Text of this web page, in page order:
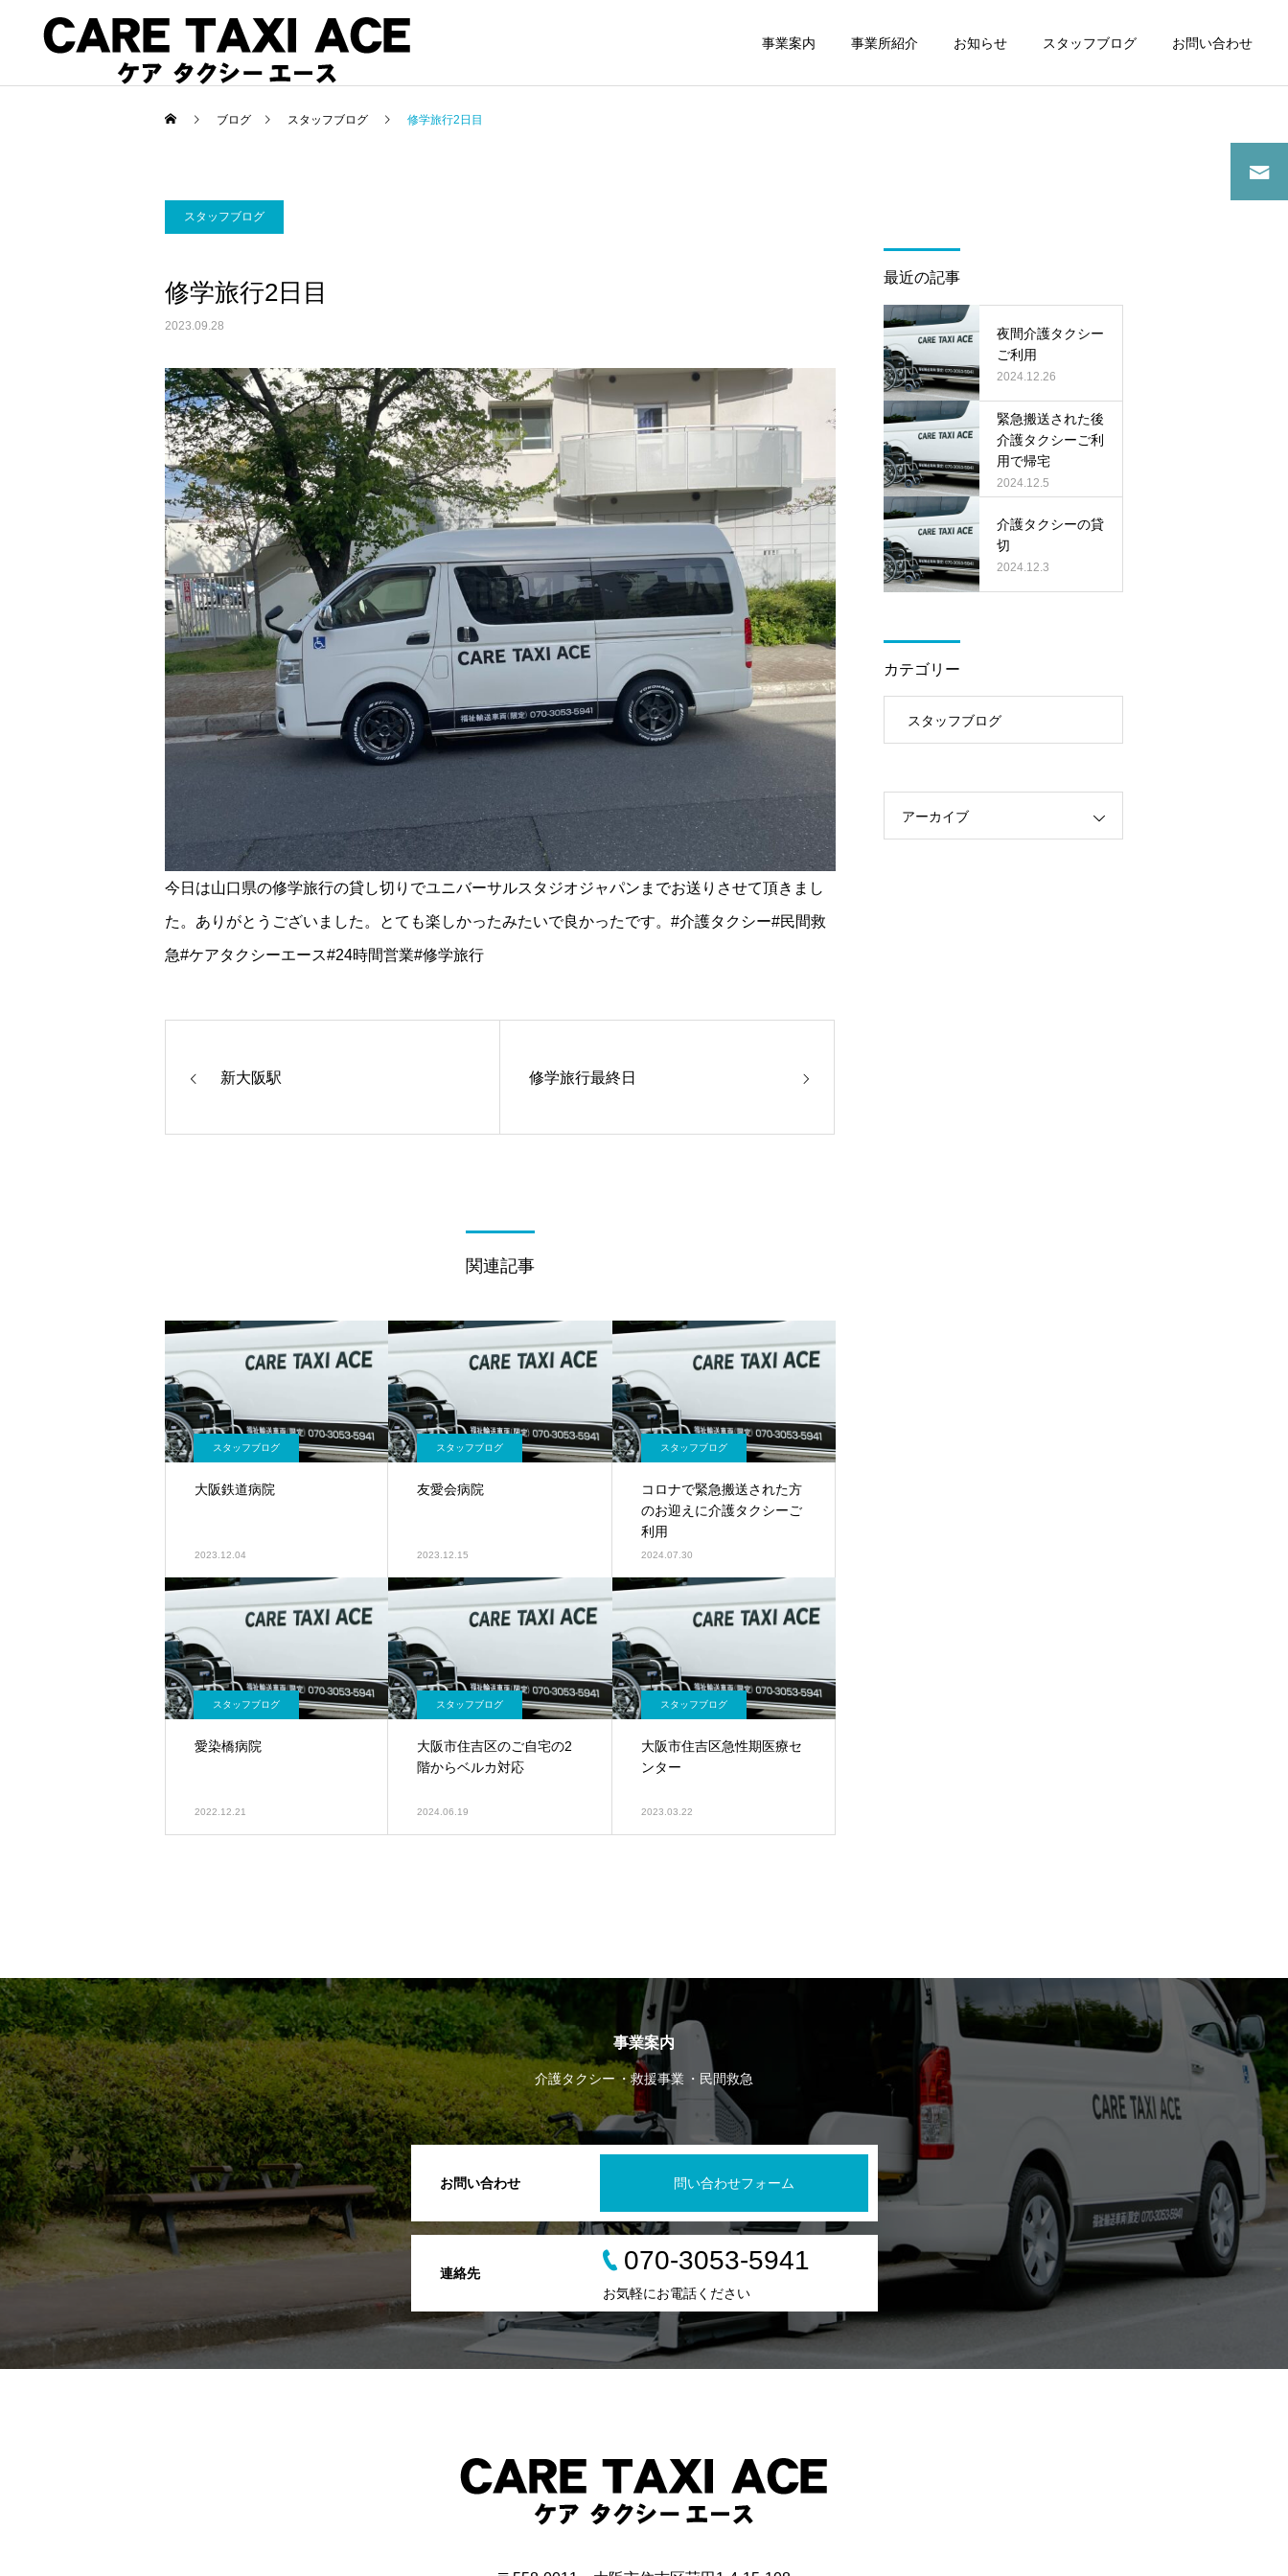
事業案内 事業所紹介 お知らせ スタッフブログ お問い合わせ
夜間介護タクシーご利用
通院
ブログ スタッフブログ 修学旅行2日目
スタッフブログ
修学旅行2日目
2023.09.28
今日は山口県の修学旅行の貸し切りでユニバーサルスタジオジャパンまでお送りさせて頂きまし
た。ありがとうございました。とても楽しかったみたいで良かったです。#介護タクシー#民間救
急#ケアタクシーエース#24時間営業#修学旅行
新大阪駅 修学旅行最終日
関連記事
スタッフブログ
大阪鉄道病院
2023.12.04
スタッフブログ
友愛会病院
2023.12.15
スタッフブログ
コロナで緊急搬送された方
のお迎えに介護タクシーご
利用
2024.07.30
スタッフブログ
愛染橋病院
2022.12.21
スタッフブログ
大阪市住吉区のご自宅の2
階からベルカ対応
2024.06.19
スタッフブログ
大阪市住吉区急性期医療セ
ンター
2023.03.22
最近の記事
夜間介護タクシー
ご利用
2024.12.26
緊急搬送された後
介護タクシーご利
用で帰宅
2024.12.5
介護タクシーの貸
切
2024.12.3
カテゴリー
スタッフブログ
アーカイブ
事業案内
介護タクシー 救援事業 民間救急
お問い合わせ 問い合わせフォーム
連絡先 070-3053-5941
お気軽にお電話ください